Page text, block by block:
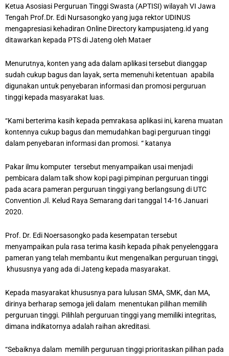
Ketua Asosiasi Perguruan Tinggi Swasta (APTISI) wilayah VI Jawa
Tengah Prof.Dr. Edi Nursasongko yang juga rektor UDINUS
mengapresiasi kehadiran Online Directory kampusjateng.id yang
ditawarkan kepada PTS di Jateng oleh Mataer
Menurutnya, konten yang ada dalam aplikasi tersebut dianggap
sudah cukup bagus dan layak, serta memenuhi ketentuan apabila
digunakan untuk penyebaran informasi dan promosi perguruan
tinggi kepada masyarakat luas.
“Kami berterima kasih kepada pemrakasa aplikasi ini, karena muatan
kontennya cukup bagus dan memudahkan bagi perguruan tinggi
dalam penyebaran informasi dan promosi. “ katanya
Pakar ilmu komputer tersebut menyampaikan usai menjadi
pembicara dalam talk show kopi pagi pimpinan perguruan tinggi
pada acara pameran perguruan tinggi yang berlangsung di UTC
Convention Jl. Kelud Raya Semarang dari tanggal 14-16 Januari
2020.
Prof. Dr. Edi Noersasongko pada kesempatan tersebut
menyampaikan pula rasa terima kasih kepada pihak penyelenggara
pameran yang telah membantu ikut mengenalkan perguruan tinggi,
khususnya yang ada di Jateng kepada masyarakat.
Kepada masyarakat khususnya para lulusan SMA, SMK, dan MA,
dirinya berharap semoga jeli dalam menentukan pilihan memilih
perguruan tinggi. Pilihlah perguruan tinggi yang memiliki integritas,
dimana indikatornya adalah raihan akreditasi.
“Sebaiknya dalam memilih perguruan tinggi prioritaskan pilihan pada